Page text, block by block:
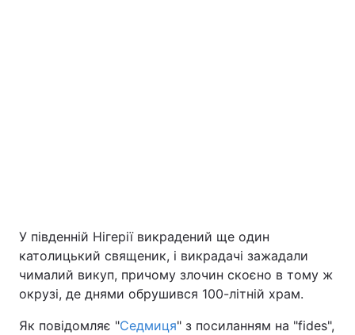
Київ Львів
Дніпро Харків
У південній Нігерії викрадений ще один
католицький священик, і викрадачі зажадали
чималий викуп, причому злочин скоєно в тому ж
окрузі, де днями обрушився 100-літній храм.
Як повідомляє "Седмиця" з посиланням на "fides",